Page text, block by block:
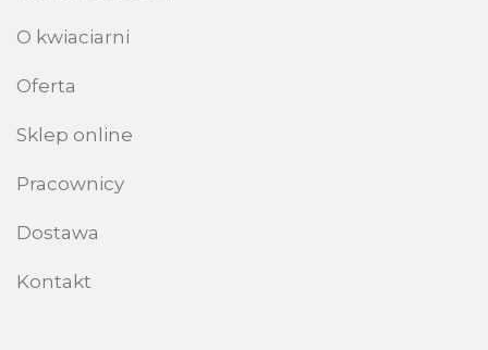
O kwiaciarni
Oferta
Sklep online
Pracownicy
Dostawa
Kontakt